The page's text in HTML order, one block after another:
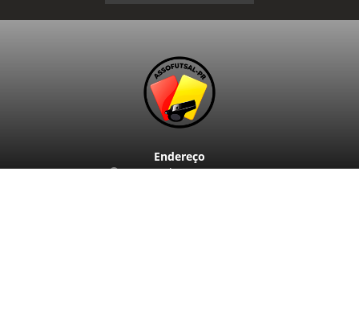
Endereço
Rua Matheus Leme, 302